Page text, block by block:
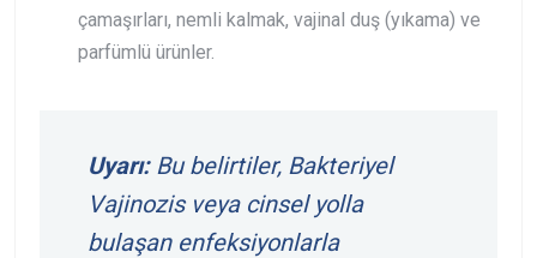
çamaşırları, nemli kalmak, vajinal duş (yıkama) ve
parfümlü ürünler.
Uyarı:Bu belirtiler, Bakteriyel
Vajinozis veya cinsel yolla
bulaşan enfeksiyonlarla